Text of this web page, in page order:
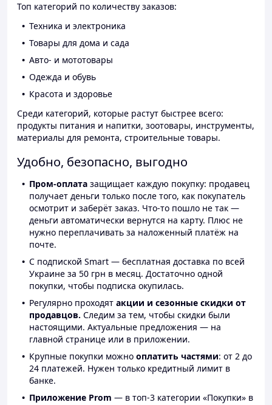
Топ категорий по количеству заказов:
Техника и электроника
Товары для дома и сада
Авто- и мототовары
Одежда и обувь
Красота и здоровье
Среди категорий, которые растут быстрее всего:
продукты питания и напитки, зоотовары, инструменты,
материалы для ремонта, строительные товары.
Удобно, безопасно, выгодно
Пром-оплата защищает каждую покупку: продавец
получает деньги только после того, как покупатель
осмотрит и заберёт заказ. Что-то пошло не так —
деньги автоматически вернутся на карту. Плюс не
нужно переплачивать за наложенный платёж на
почте.
С подпиской Smart — бесплатная доставка по всей
Украине за 50 грн в месяц. Достаточно одной
покупки, чтобы подписка окупилась.
Регулярно проходят акции и сезонные скидки от
продавцов. Следим за тем, чтобы скидки были
настоящими. Актуальные предложения — на
главной странице или в приложении.
Крупные покупки можно оплатить частями: от 2 до
24 платежей. Нужен только кредитный лимит в
банке.
Приложение Prom — в топ-3 категории «Покупки» в